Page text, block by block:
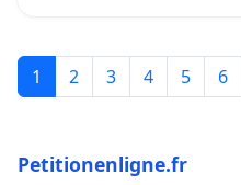
1 2 3 4 5 6
Petitionenligne.fr